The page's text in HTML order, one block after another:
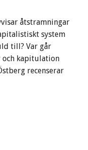
åtstramningar
system
till? Var går
och kapitulation
recenserar